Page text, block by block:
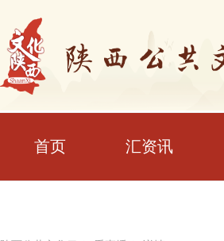
首页 汇资讯